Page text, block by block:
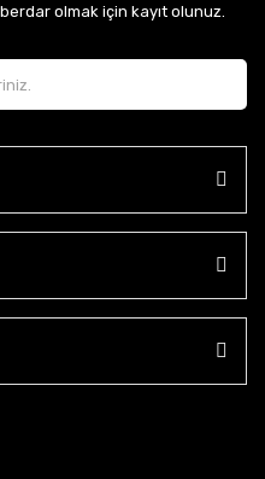
olmak için kayıt olunuz.